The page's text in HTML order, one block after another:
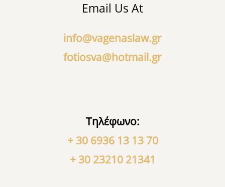
Email Us At
info@vagenaslaw.gr
fotiosva@hotmail.gr
Τηλέφωνο:
+ 30 6936 13 13 70
+ 30 23210 21341